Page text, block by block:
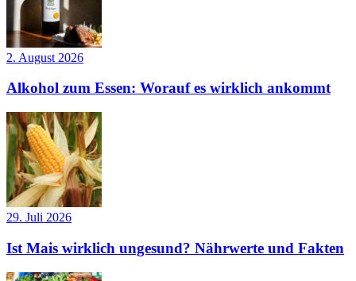
2. August 2026
Alkohol zum Essen: Worauf es wirklich ankommt
29. Juli 2026
Ist Mais wirklich ungesund? Nährwerte und Fakten